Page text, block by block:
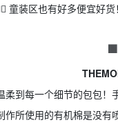
童装区也有好多便宜好
柔到每一个细节的包包！
作所使用的有机棉是没